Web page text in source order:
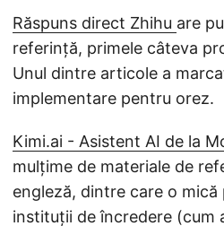
Răspuns direct Zhihu are
referință, primele câteva
Unul dintre articole a
implementare pentru orez.
Kimi.ai - Asistent AI de la
mulțime de materiale de
engleză, dintre care o
instituții de încredere (cum